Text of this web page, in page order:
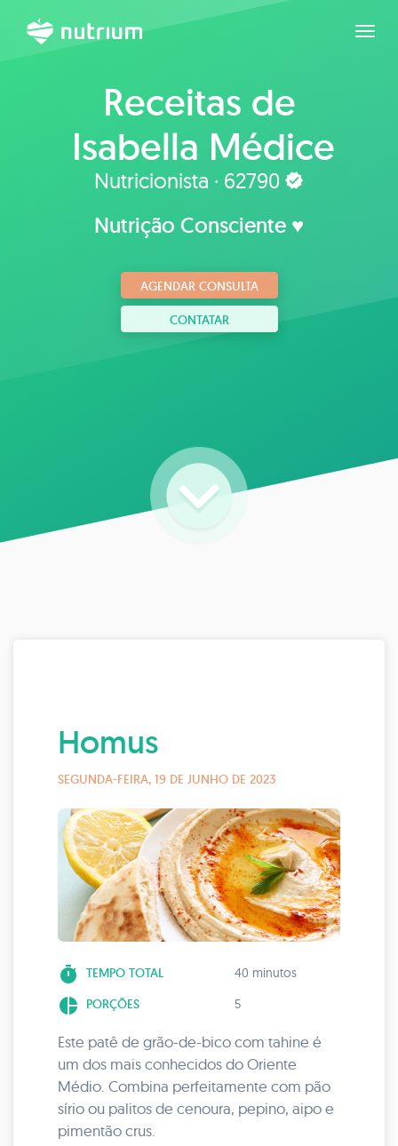
Receitas de
Isabella Médice
Nutricionista · 62790
Nutrição Consciente ♥
AGENDAR CONSULTA
CONTATAR
Homus
SEGUNDA-FEIRA, 19 DE JUNHO DE 2023
timer TEMPO TOTAL 40 minutos
pie_chart PORÇÕES 5
Este patê de grão-de-bico com tahine é
um dos mais conhecidos do Oriente
Médio. Combina perfeitamente com pão
sírio ou palitos de cenoura, pepino, aipo e
pimentão crus.